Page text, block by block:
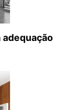
adequação